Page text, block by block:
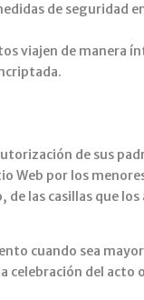
de seguridad
viajen de manera
de sus
Web por los
las casillas que los
cuando sea mayor
celebración del acto